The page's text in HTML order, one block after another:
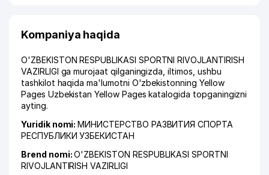
Kompaniya haqida
O'ZBEKISTON RESPUBLIKASI SPORTNI RIVOJLANTIRISH
VAZIRLIGI ga murojaat qilganingizda, iltimos, ushbu
tashkilot haqida ma'lumotni O'zbekistonning Yellow
Pages Uzbekistan Yellow Pages katalogida topganingizni
ayting.
Yuridik nomi:МИНИСТЕРСТВO РАЗВИТИЯ СПОРТА
РЕСПУБЛИКИ УЗБЕКИСТАН
Brend nomi:O'ZBEKISTON RESPUBLIKASI SPORTNI
RIVOJLANTIRISH VAZIRLIGI